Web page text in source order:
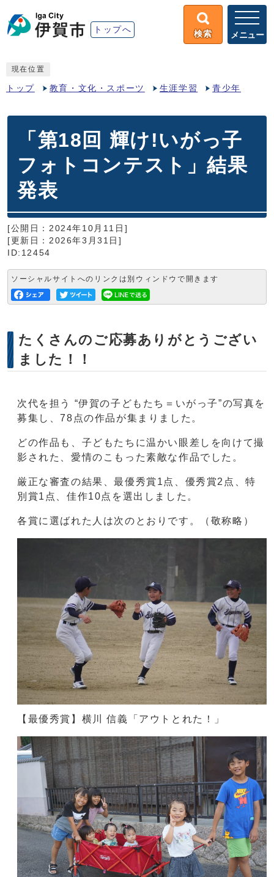
トップへ 検索 メニュー
現在位置
トップ 教育・文化・スポーツ 生涯学習 青少年
「第18回 輝け!いがっ子
フォトコンテスト」結果
発表
[公開日：2024年10月11日]
[更新日：2026年3月31日]
ID:12454
ソーシャルサイトへのリンクは別ウィンドウで開きます
たくさんのご応募ありがとうござい
ました！！
次代を担う “伊賀の子どもたち＝いがっ子”の写真を
募集し、78点の作品が集まりました。
どの作品も、子どもたちに温かい眼差しを向けて撮
影された、愛情のこもった素敵な作品でした。
厳正な審査の結果、最優秀賞1点、優秀賞2点、特
別賞1点、佳作10点を選出しました。
各賞に選ばれた人は次のとおりです。（敬称略）
【最優秀賞】横川 信義「アウトとれた！」